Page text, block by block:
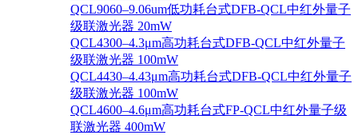
QCL9060–9.06um低功耗台式DFB-QCL中红外量子
级联激光器 20mW
QCL4300–4.3μm高功耗台式DFB-QCL中红外量子
级联激光器 100mW
QCL4430–4.43μm高功耗台式DFB-QCL中红外量子
级联激光器 100mW
QCL4600–4.6μm高功耗台式FP-QCL中红外量子级
联激光器 400mW